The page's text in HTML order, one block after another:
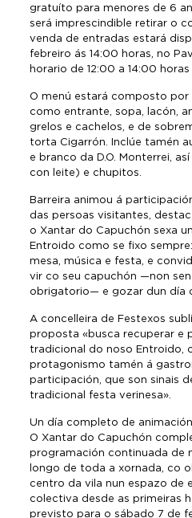
gratuíto para menores de 6
será imprescindible retirar o
venda de entradas estará
febreiro ás 14:00 horas, no
horario de 12:00 a 14:00
O menú estará composto por
como entrante, sopa, lacón,
grelos e cachelos, e de
torta Cigarrón. Inclúe tamén
e branco da D.O. Monterrei,
con leite) e chupitos.
Barreira animou á
das persoas visitantes,
o Xantar do Capuchón sexa
Entroido como se fixo
mesa, música e festa, e
vir co seu capuchón —non
obrigatorio— e gozar dun día
A concelleira de Festexos
proposta «busca recuperar e
tradicional do noso Entroido,
protagonismo tamén á
participación, que son sinais
tradicional festa verinesa».
Un día completo de
O Xantar do Capuchón
programación continuada de
longo de toda a xornada, co
centro da vila nun espazo de
colectiva desde as primeiras
previsto para o sábado 7 de